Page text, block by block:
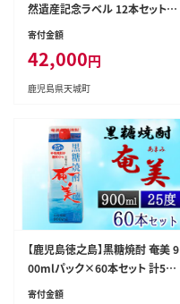
然遺産記念ラベル 12本セット 2
5度
寄付金額
42,000円
鹿児島県天城町
【鹿児島徳之島】黒糖焼酎 奄美 9
00mlパック×60本セット 計54L
25度 焼酎 お酒 紙パック
寄付金額